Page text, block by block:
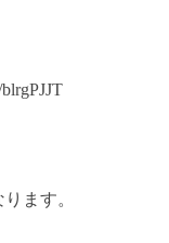
ます。